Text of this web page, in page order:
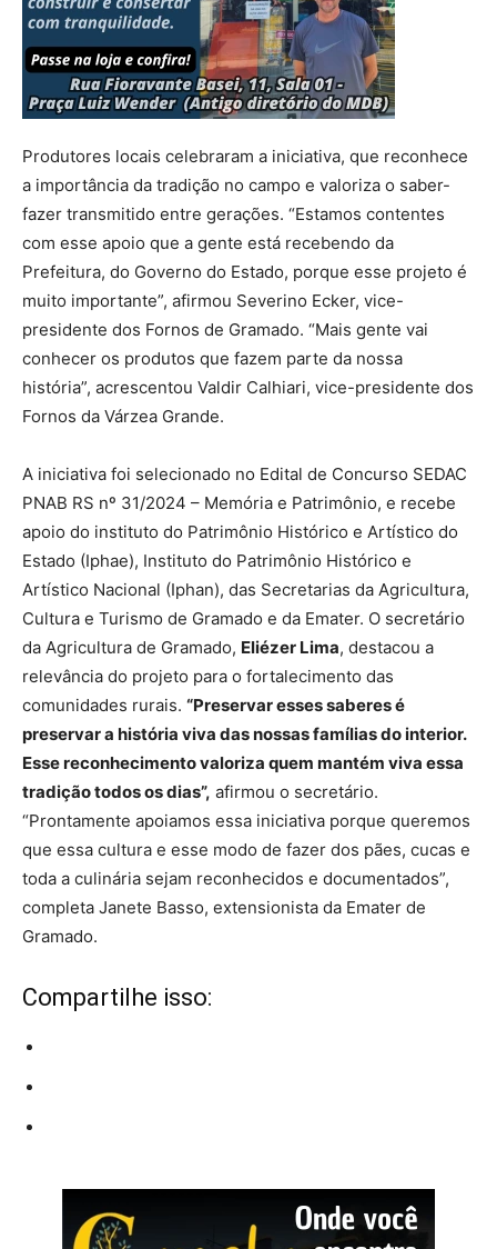
Produtores locais celebraram a iniciativa, que reconhece
a importância da tradição no campo e valoriza o saber-
fazer transmitido entre gerações. “Estamos contentes
com esse apoio que a gente está recebendo da
Prefeitura, do Governo do Estado, porque esse projeto é
muito importante”, afirmou Severino Ecker, vice-
presidente dos Fornos de Gramado. “Mais gente vai
conhecer os produtos que fazem parte da nossa
história”, acrescentou Valdir Calhiari, vice-presidente dos
Fornos da Várzea Grande.
A iniciativa foi selecionado no Edital de Concurso SEDAC
PNAB RS nº 31/2024 – Memória e Patrimônio, e recebe
apoio do instituto do Patrimônio Histórico e Artístico do
Estado (Iphae), Instituto do Patrimônio Histórico e
Artístico Nacional (Iphan), das Secretarias da Agricultura,
Cultura e Turismo de Gramado e da Emater. O secretário
da Agricultura de Gramado, Eliézer Lima, destacou a
relevância do projeto para o fortalecimento das
comunidades rurais. “Preservar esses saberes é
preservar a história viva das nossas famílias do interior.
Esse reconhecimento valoriza quem mantém viva essa
tradição todos os dias”, afirmou o secretário.
“Prontamente apoiamos essa iniciativa porque queremos
que essa cultura e esse modo de fazer dos pães, cucas e
toda a culinária sejam reconhecidos e documentados”,
completa Janete Basso, extensionista da Emater de
Gramado.
Compartilhe isso: